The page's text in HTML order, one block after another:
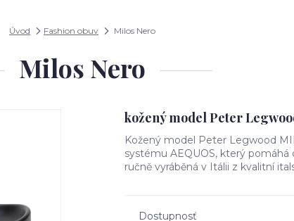
Úvod Fashion obuv Milos Nero
Milos Nero
kožený model Peter
Kožený model Peter Legwood
systému AEQUOS, který pomáhá
ručně vyráběná v Itálii z kvalitní
Dostupnosť